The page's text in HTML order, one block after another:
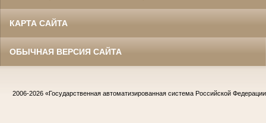
КАРТА САЙТА
ОБЫЧНАЯ ВЕРСИЯ САЙТА
2006-2026 «Государственная автоматизированная система Российской